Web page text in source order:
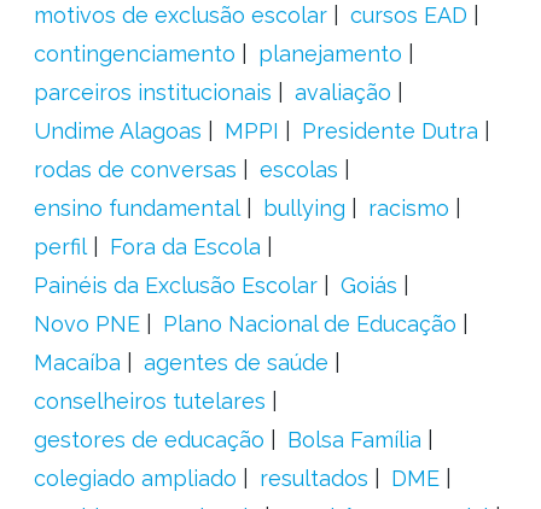
motivos de exclusão escolar
cursos EAD
contingenciamento
planejamento
parceiros institucionais
avaliação
Undime Alagoas
MPPI
Presidente Dutra
rodas de conversas
escolas
ensino fundamental
bullying
racismo
perfil
Fora da Escola
Painéis da Exclusão Escolar
Goiás
Novo PNE
Plano Nacional de Educação
Macaíba
agentes de saúde
conselheiros tutelares
gestores de educação
Bolsa Família
colegiado ampliado
resultados
DME